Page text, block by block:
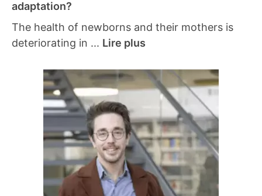
adaptation?
The health of newborns and their mothers is
deteriorating in ... Lire plus